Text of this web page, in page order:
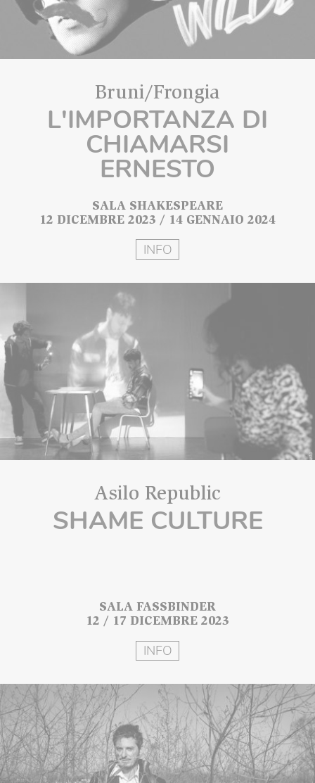
Bruni/Frongia
L'IMPORTANZA DI
CHIAMARSI
ERNESTO
SALA SHAKESPEARE
12 DICEMBRE 2023 / 14 GENNAIO 2024
INFO
Asilo Republic
SHAME CULTURE
SALA FASSBINDER
12 / 17 DICEMBRE 2023
INFO